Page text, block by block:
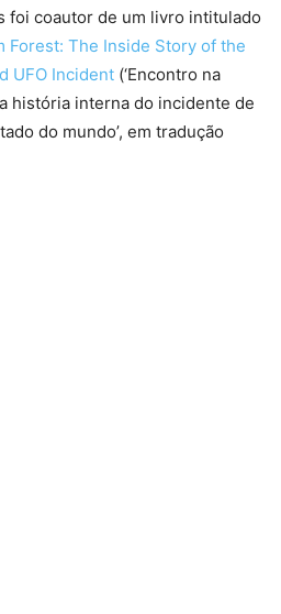
foi coautor de um livro intitulado
Forest: The Inside Story of the
UFO Incident (‘Encontro na
história interna do incidente de
do mundo’, em tradução